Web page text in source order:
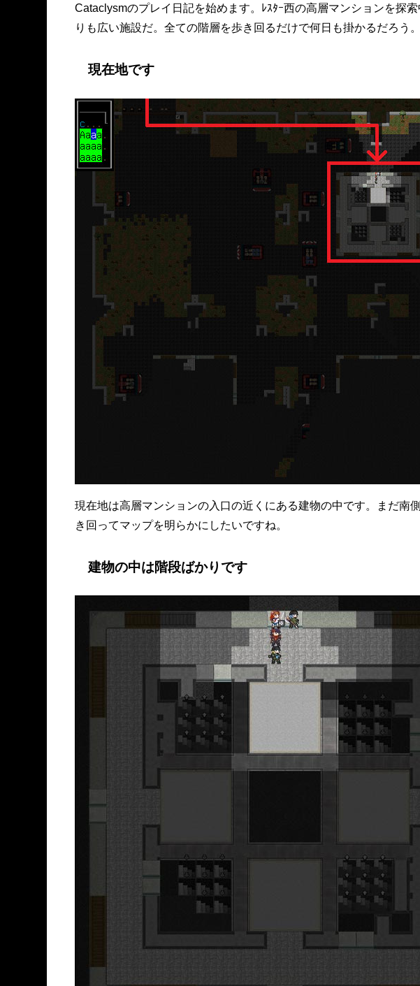
Cataclysmのプレイ日記を始めます。ﾚｽﾀｰ西の高層マンションを探
りも広い施設だ。全ての階層を歩き回るだけで何日も掛かるだろう。
現在地です
現在地は高層マンションの入口の近くにある建物の中です。まだ南
き回ってマップを明らかにしたいですね。
建物の中は階段ばかりです